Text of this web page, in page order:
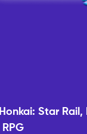
Honkai: Star Rail ,
RPG